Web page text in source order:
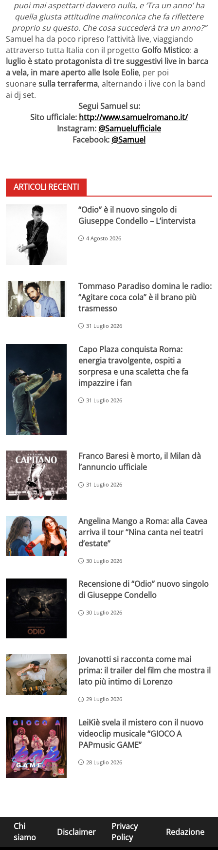
puoi mai aspettarti davvero nulla, e ‘Tra un anno’ ha
quella giusta attitudine malinconica che fa riflettere
proprio su questo. Che cosa succederà tra un anno?”
Samuel ha da poco ripreso l’attività live, viaggiando
attraverso tutta Italia con il progetto Golfo Mistico: a
luglio è stato protagonista di tre suggestivi live in barca
a vela, in mare aperto alle Isole Eolie, per poi
suonaresulla terraferma, alternando i live con la band
ai dj set.
Segui Samuel su:
Sito ufficiale: http://www.samuelromano.it/
Instagram: @Samuelufficiale
Facebook: @Samuel
ARTICOLI RECENTI
“Odio” è il nuovo singolo di
Giuseppe Condello – L’intervista
4 Agosto 2026
Tommaso Paradiso domina le radio:
“Agitare coca cola” è il brano più
trasmesso
31 Luglio 2026
Capo Plaza conquista Roma:
energia travolgente, ospiti a
sorpresa e una scaletta che fa
impazzire i fan
31 Luglio 2026
Franco Baresi è morto, il Milan dà
l’annuncio ufficiale
31 Luglio 2026
Angelina Mango a Roma: alla Cavea
arriva il tour “Nina canta nei teatri
d’estate”
30 Luglio 2026
Recensione di “Odio” nuovo singolo
di Giuseppe Condello
30 Luglio 2026
Jovanotti si racconta come mai
prima: il trailer del film che mostra il
lato più intimo di Lorenzo
29 Luglio 2026
LeiKiè svela il mistero con il nuovo
videoclip musicale “GIOCO A
PAPmusic GAME”
28 Luglio 2026
Chi
siamo
Disclaimer
Privacy
Policy
Redazione